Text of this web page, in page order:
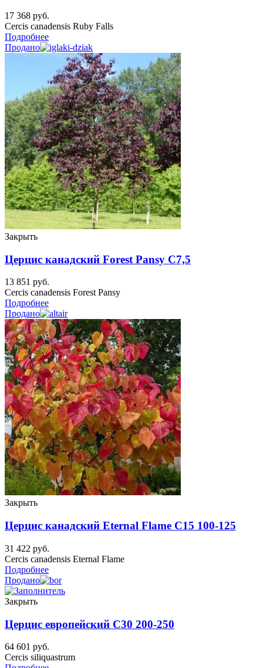
17 368 руб.
Cercis canadensis Ruby Falls
Подробнее
Продано
Закрыть
Церцис канадский Forest Pansy C7,5
13 851 руб.
Cercis canadensis Forest Pansy
Подробнее
Продано
Закрыть
Церцис канадский Eternal Flame C15 100-125
31 422 руб.
Cercis canadensis Eternal Flame
Подробнее
Продано
Закрыть
Церцис европейский C30 200-250
64 601 руб.
Cercis siliquastrum